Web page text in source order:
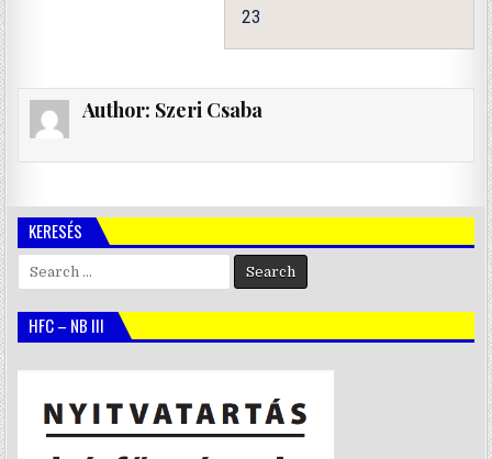
23
Author: Szeri Csaba
KERESÉS
Search
for:
HFC – NB III